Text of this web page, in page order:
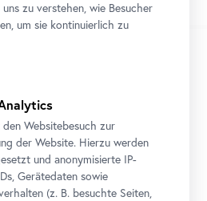
zu verstehen, wie Besucher
um sie kontinuierlich zu
Websitebesuch zur
der Website. Hierzu werden
und anonymisierte IP-
Gerätedaten sowie
(z. B. besuchte Seiten,